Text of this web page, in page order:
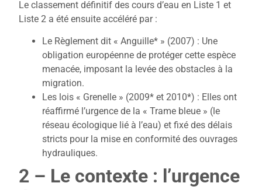
Le classement définitif des cours d’eau en Liste 1 et
Liste 2 a été ensuite accéléré par :
Le Règlement dit « Anguille* » (2007) : Une
obligation européenne de protéger cette espèce
menacée, imposant la levée des obstacles à la
migration.
Les lois « Grenelle » (2009* et 2010*) : Elles ont
réaffirmé l’urgence de la « Trame bleue » (le
réseau écologique lié à l’eau) et fixé des délais
stricts pour la mise en conformité des ouvrages
hydrauliques.
2 – Le contexte : l’urgence